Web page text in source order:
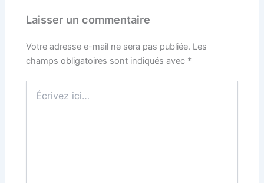
Laisser un commentaire
Votre adresse e-mail ne sera pas publiée. Les
champs obligatoires sont indiqués avec *
ici…